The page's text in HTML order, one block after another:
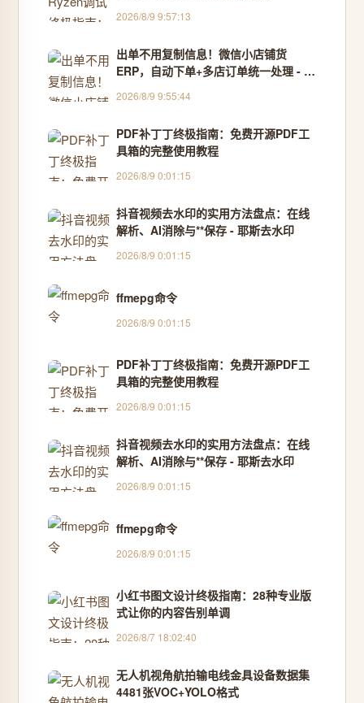
2026/8/9 9:57:13
出单不用复制信息！微信小店铺货
ERP，自动下单+多店订单统一处理 - 抖
2026/8/9 9:55:44
PDF补丁丁终极指南：免费开源PDF工
具箱的完整使用教程
2026/8/9 0:01:15
抖音视频去水印的实用方法盘点：在线
解析、AI消除与**保存 - 耶斯去水印
2026/8/9 0:01:15
ffmepg命令
2026/8/9 0:01:15
PDF补丁丁终极指南：免费开源PDF工
具箱的完整使用教程
2026/8/9 0:01:15
抖音视频去水印的实用方法盘点：在线
解析、AI消除与**保存 - 耶斯去水印
2026/8/9 0:01:15
ffmepg命令
2026/8/9 0:01:15
小红书图文设计终极指南：28种专业版
式让你的内容告别单调
2026/8/7 18:02:40
无人机视角航拍输电线金具设备数据集
4481张VOC+YOLO格式